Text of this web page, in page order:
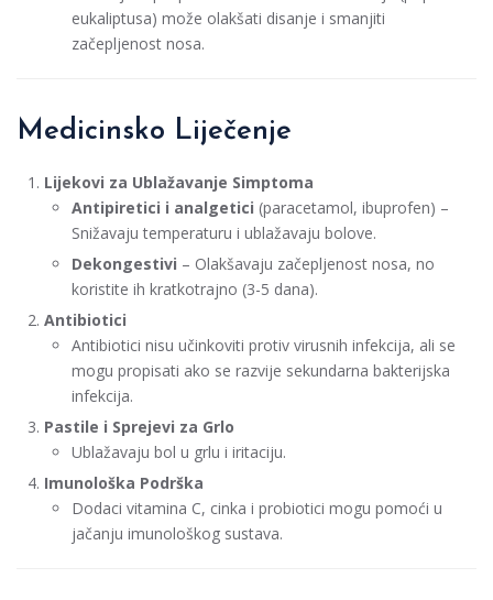
eukaliptusa) može olakšati disanje i smanjiti
začepljenost nosa.
Medicinsko Liječenje
Lijekovi za Ublažavanje Simptoma
Antipiretici i analgetici (paracetamol, ibuprofen) –
Snižavaju temperaturu i ublažavaju bolove.
Dekongestivi – Olakšavaju začepljenost nosa, no
koristite ih kratkotrajno (3-5 dana).
Antibiotici
Antibiotici nisu učinkoviti protiv virusnih infekcija, ali se
mogu propisati ako se razvije sekundarna bakterijska
infekcija.
Pastile i Sprejevi za Grlo
Ublažavaju bol u grlu i iritaciju.
Imunološka Podrška
Dodaci vitamina C, cinka i probiotici mogu pomoći u
jačanju imunološkog sustava.